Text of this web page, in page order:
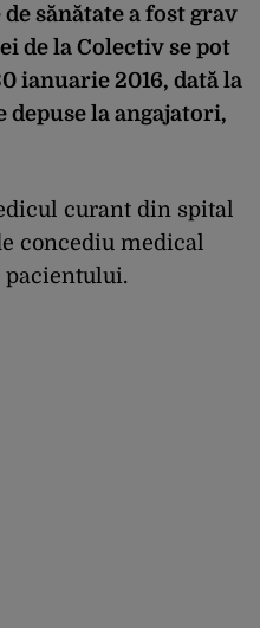
sănătate a fost grav
de la Colectiv se pot
ianuarie 2016, dată la
la angajatori,
curant din spital
concediu medical